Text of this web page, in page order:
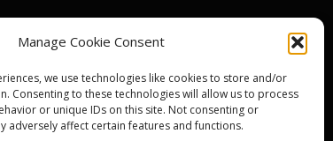
Manage Cookie Consent
we use technologies like cookies to store and/or
Consenting to these technologies will allow us to process
or unique IDs on this site. Not consenting or
adversely affect certain features and functions.